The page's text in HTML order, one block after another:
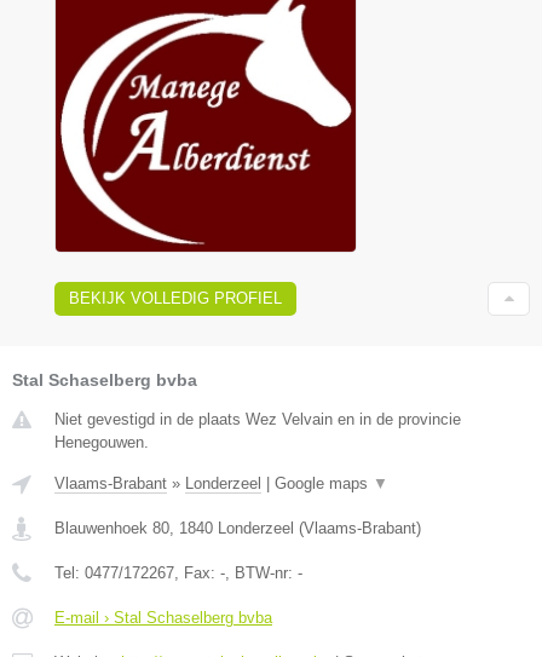
BEKIJK VOLLEDIG PROFIEL
Stal Schaselberg bvba
Niet gevestigd in de plaats Wez Velvain en in de provincie
Henegouwen.
Vlaams-Brabant » Londerzeel | Google maps ▼
Blauwenhoek 80 1840 Londerzeel (Vlaams-Brabant)
Tel: 0477/172267 , Fax: - , BTW-nr: -
E-mail › Stal Schaselberg bvba